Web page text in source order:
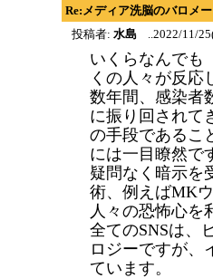
Re:メディア洗脳のバロメ
投稿者: 水島 ..2022/11/
いくらなんでも
くの人々が反応
数年間、感染者
に振り回されて
の手段であるこ
には一目瞭然で
疑問なく暗示を
術、例えばMK
人々の恐怖心を
全てのSNSは、
ロジーですが、
ています。